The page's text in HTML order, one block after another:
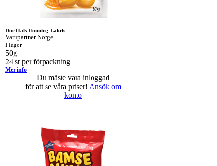
Doc Hals Honning-Lakris
Varupartner Norge
I lager
50g
24 st per förpackning
Mer info
Du måste vara inloggad
för att se våra priser! Ansök om
konto